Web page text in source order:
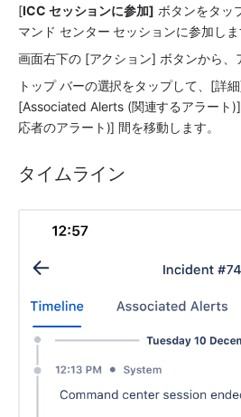
[ICC セッションに参加] ボタンをタッ
マンド センター セッションに参加しま
画面右下の [アクション] ボタンから、
トップ バーの選択をタップして、[詳
[Associated Alerts (関連するアラート
応者のアラート)] 間を移動します。
タイムライン